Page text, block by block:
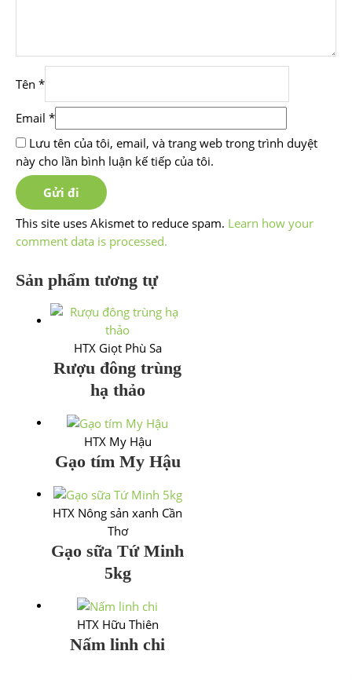
Tên *
Email *
Lưu tên của tôi, email, và trang web trong trình duyệt
này cho lần bình luận kế tiếp của tôi.
This site uses Akismet to reduce spam. Learn how your
comment data is processed.
Sản phẩm tương tự
HTX Giọt Phù Sa
Rượu đông trùng
hạ thảo
HTX My Hậu
Gạo tím My Hậu
HTX Nông sản xanh Cần
Thơ
Gạo sữa Tứ Minh
5kg
HTX Hữu Thiên
Nấm linh chi